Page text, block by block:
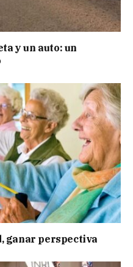
y un auto: un
ganar perspectiva